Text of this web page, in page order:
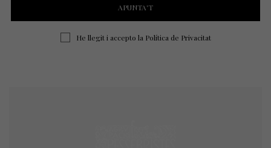
He llegit i accepto la Política de Privacitat